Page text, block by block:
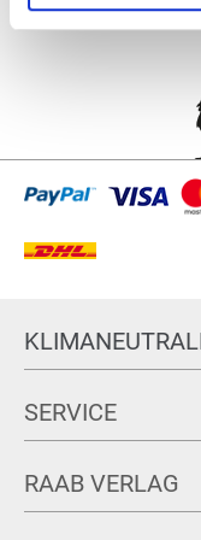
SERVICE
RAAB VERLAG